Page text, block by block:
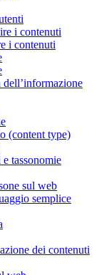
i contenuti
i contenuti
(content type)
tassonomie
sul web
semplice
dei contenuti